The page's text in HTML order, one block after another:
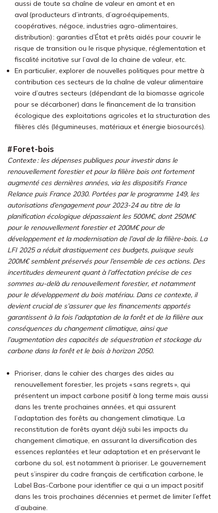
aussi de toute sa chaîne de valeur en amont et en
aval (producteurs d’intrants, d’agroéquipements,
coopératives, négoce, industries agro-alimentaires,
distribution) : garanties d’État et prêts aidés pour couvrir le
risque de transition ou le risque physique, réglementation et
fiscalité incitative sur l’aval de la chaine de valeur, etc.
En particulier, explorer de nouvelles politiques pour mettre à
contribution ces secteurs de la chaîne de valeur alimentaire
voire d’autres secteurs (dépendant de la biomasse agricole
pour se décarboner) dans le financement de la transition
écologique des exploitations agricoles et la structuration des
filières clés (légumineuses, matériaux et énergie biosourcés).
# Foret-bois
Contexte : les dépenses publiques pour investir dans le
renouvellement forestier et pour la filière bois ont fortement
augmenté ces dernières années, via les dispositifs France
Relance puis France 2030. Portées par le programme 149, les
autorisations d’engagement pour 2023-24 au titre de la
planification écologique dépassaient les 500M€, dont 250M€
pour le renouvellement forestier et 200M€ pour de
développement et la modernisation de l’aval de la filière-bois. La
LFI 2025 a réduit drastiquement ces budgets, puisque seuls
200M€ semblent préservés pour l’ensemble de ces actions. Des
incertitudes demeurent quant à l’affectation précise de ces
sommes au-delà du renouvellement forestier, et notamment
pour le développement du bois matériau. Dans ce contexte, il
devient crucial de s’assurer que les financements apportés
garantissent à la fois l’adaptation de la forêt et de la filière aux
conséquences du changement climatique, ainsi que
l’augmentation des capacités de séquestration et stockage du
carbone dans la forêt et le bois à horizon 2050.
Prioriser, dans le cahier des charges des aides au
renouvellement forestier, les projets « sans regrets », qui
présentent un impact carbone positif à long terme mais aussi
dans les trente prochaines années, et qui assurent
l’adaptation des forêts au changement climatique. La
reconstitution de forêts ayant déjà subi les impacts du
changement climatique, en assurant la diversification des
essences replantées et leur adaptation et en préservant le
carbone du sol, est notamment à prioriser. Le gouvernement
peut s’inspirer du cadre français de certification carbone, le
Label Bas-Carbone pour identifier ce qui a un impact positif
dans les trois prochaines décennies et permet de limiter l’effet
d’aubaine.